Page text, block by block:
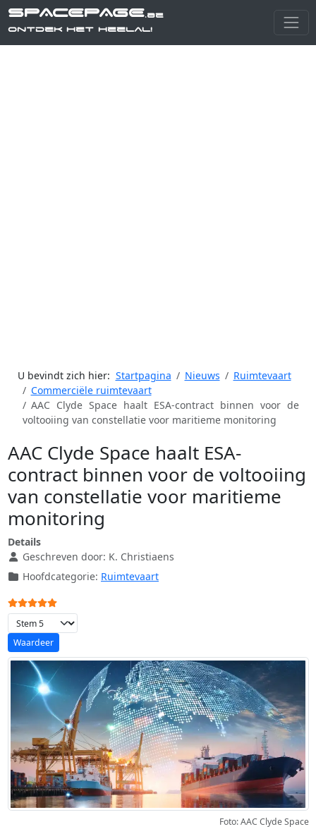
SPACEPAGE.be
Ontdek het heelal!
U bevindt zich hier: Startpagina Nieuws
Ruimtevaart
Commerciële ruimtevaart
AAC Clyde Space haalt ESA-contract binnen voor de
voltooiing van constellatie voor maritieme monitoring
AAC Clyde Space haalt ESA-
contract binnen voor de voltooiing
van constellatie voor maritieme
monitoring
Details
Geschreven door: K. Christiaens
Hoofdcategorie: Ruimtevaart
Gebruikerswaardering:
Voeg waardering toe
Foto: AAC Clyde Space